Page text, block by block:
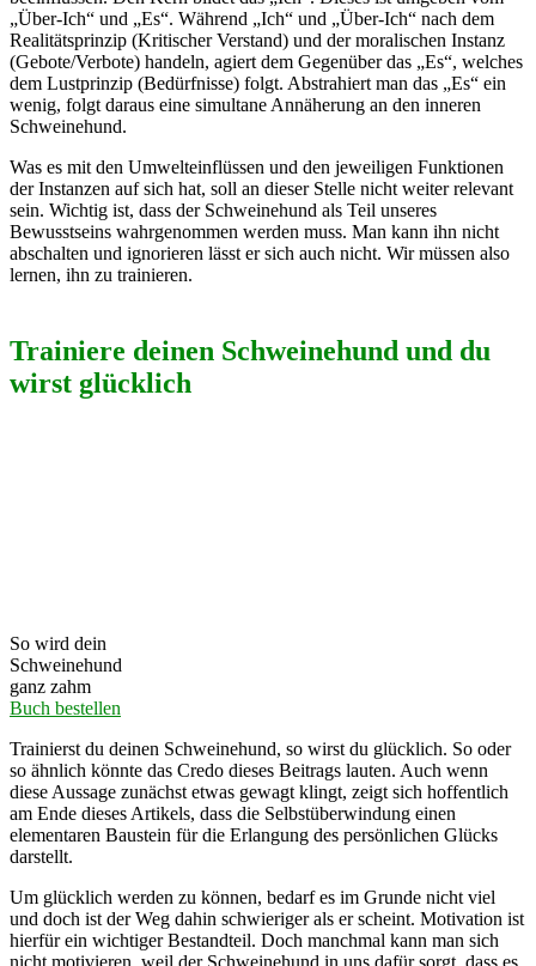
„Über-Ich“ und „Es“. Während „Ich“ und „Über-Ich“ nach dem
Realitätsprinzip (Kritischer Verstand) und der moralischen Instanz
(Gebote/Verbote) handeln, agiert dem Gegenüber das „Es“, welches
dem Lustprinzip (Bedürfnisse) folgt. Abstrahiert man das „Es“ ein
wenig, folgt daraus eine simultane Annäherung an den inneren
Schweinehund.
Was es mit den Umwelteinflüssen und den jeweiligen Funktionen
der Instanzen auf sich hat, soll an dieser Stelle nicht weiter relevant
sein. Wichtig ist, dass der Schweinehund als Teil unseres
Bewusstseins wahrgenommen werden muss. Man kann ihn nicht
abschalten und ignorieren lässt er sich auch nicht. Wir müssen also
lernen, ihn zu trainieren.
Trainiere deinen Schweinehund und du
wirst glücklich
So wird dein
Schweinehund
ganz zahm
Buch bestellen
Trainierst du deinen Schweinehund, so wirst du glücklich. So oder
so ähnlich könnte das Credo dieses Beitrags lauten. Auch wenn
diese Aussage zunächst etwas gewagt klingt, zeigt sich hoffentlich
am Ende dieses Artikels, dass die Selbstüberwindung einen
elementaren Baustein für die Erlangung des persönlichen Glücks
darstellt.
Um glücklich werden zu können, bedarf es im Grunde nicht viel
und doch ist der Weg dahin schwieriger als er scheint. Motivation ist
hierfür ein wichtiger Bestandteil. Doch manchmal kann man sich
nicht motivieren, weil der Schweinehund in uns dafür sorgt, dass es